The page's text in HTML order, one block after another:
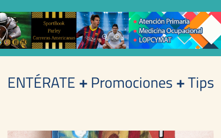
ENTÉRATE+Promociones+Tips
Gloria Blancato Portada 2013